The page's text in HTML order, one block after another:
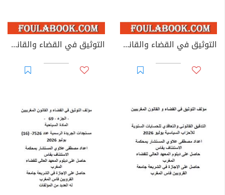
التوثيق في القضاء والقانون المغربيين - الأجزاء من 44 إلى 67 التوثيق في القضاء والقانون المغربيين: تغيير مؤسسات جامعية - يوليوز 2026